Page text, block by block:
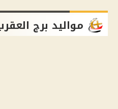
مواليد برج